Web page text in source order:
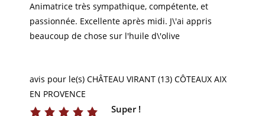
Animatrice très sympathique, compétente, et
passionnée. Excellente après midi. J\'ai appris
beaucoup de chose sur l'huile d\'olive
avis pour le(s) CHÂTEAU VIRANT (13) CÔTEAUX AIX
EN PROVENCE
Super !